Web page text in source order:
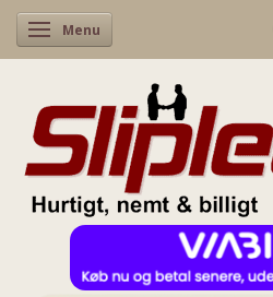
Skifte navigation
Menu